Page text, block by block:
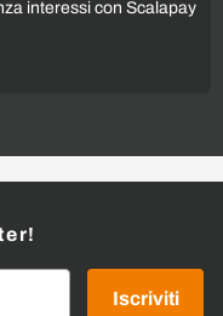
interessi con Scalapay
Iscriviti